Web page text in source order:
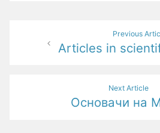
navigation
Previous
Articles in
Next Article
Основачи на